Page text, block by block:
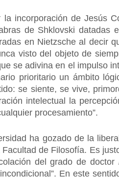
incorporación de Jesús
de Shklovski datadas
en Nietzsche al decir
visto del objeto de
se adivina en el impulso
prioritario un ámbito
se siente, se vive,
intelectual la
procesamiento”.
ha gozado de la
de Filosofía. Es
del grado de doctor
En este